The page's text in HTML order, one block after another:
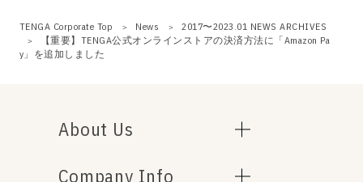
TENGA Corporate Top News
2017〜2023.01 NEWS ARCHIVES
【重要】TENGA公式オンラインストアの決済方法に「Amazon Pa
y」を追加しました
About Us
Company Info